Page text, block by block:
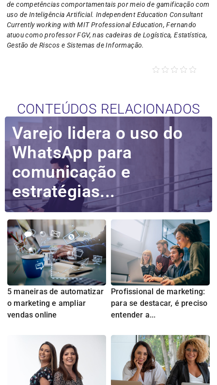
de competências comportamentais por meio de gamificação com
uso de Inteligência Artificial. Independent Education Consultant
Currently working with MIT Professional Education, Fernando
atuou como professor FGV, nas cadeiras de Logística, Estatística,
Gestão de Riscos e Sistemas de Informação.
CONTEÚDOS RELACIONADOS
Varejo lidera o uso do
WhatsApp para
comunicação e
estratégias...
5 maneiras de automatizar
o marketing e ampliar
vendas online
Profissional de marketing:
para se destacar, é preciso
entender a...